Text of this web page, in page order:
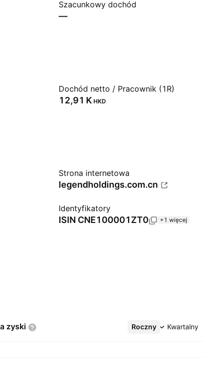
Szacunkowy dochód
—
Dochód netto / Pracownik (1R)
‪12,91 K‬ HKD
Strona internetowa
legendholdings.com.cn
Identyfikatory
ISIN CNE100001ZT0 +1 więcej
zyski Roczny Kwartalny
Więcej